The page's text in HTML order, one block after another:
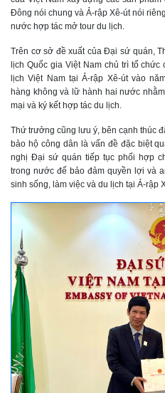
Đông nói chung và Ả-rập Xê-út nói
nước hợp tác mở tour du lịch.
Trên cơ sở đề xuất của Đại sứ quán,
lịch Quốc gia Việt Nam chủ trì tổ
lịch Việt Nam tại Ả-rập Xê-út vào
hàng không và lữ hành hai nước
mại và ký kết hợp tác du lịch.
Thứ trưởng cũng lưu ý, bên cạnh thúc
bảo hộ công dân là vấn đề đặc biệt
nghị Đại sứ quán tiếp tục phối hợp
trong nước để bảo đảm quyền lợi và
sinh sống, làm việc và du lịch tại Ả-rập